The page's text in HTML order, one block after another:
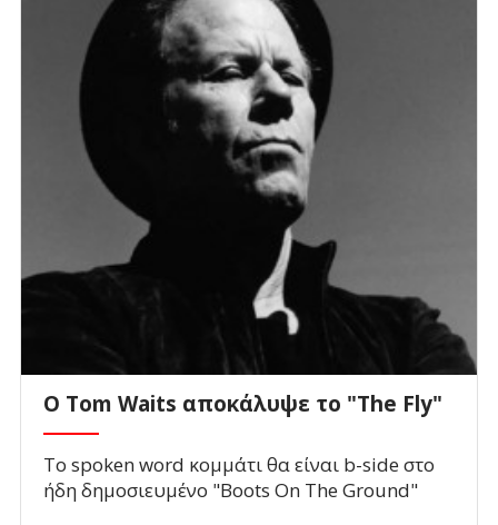
Ο Tom Waits αποκάλυψε το "The Fly"
To spoken word κομμάτι θα είναι b-side στο
ήδη δημοσιευμένο "Boots On The Ground"